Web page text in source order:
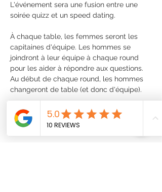
L'événement sera une fusion entre une
soirée quizz et un speed dating.
À chaque table, les femmes seront les
capitaines d'équipe. Les hommes se
joindront à leur équipe à chaque round
pour les aider à répondre aux questions.
Au début de chaque round, les hommes
changeront de table (et donc d'équipe).
La thématique de la soirée sera l'univers
de Netflix pour les binge watcheux de